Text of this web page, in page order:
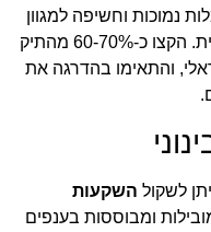
נמוכות וחשיפה למגוון
רחב של חברות בעלות הוצאה מינימלית. הקצו כ-60-70% מהתיק
40% לשוק הישראלי, והתאימו בהדרגה את
לשקול השקעות
ומבוססות בענפים